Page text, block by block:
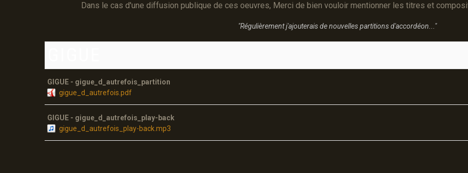
Dans le cas d'une diffusion publique de ces oeuvres, Merci de bien vouloir mentionner les titres et
"Régulièrement j'ajouterais de nouvelles partitions d'accordéon..."
GIGUE - gigue_d_autrefois_partition
gigue_d_autrefois.pdf
GIGUE - gigue_d_autrefois_play-back
gigue_d_autrefois_play-back.mp3